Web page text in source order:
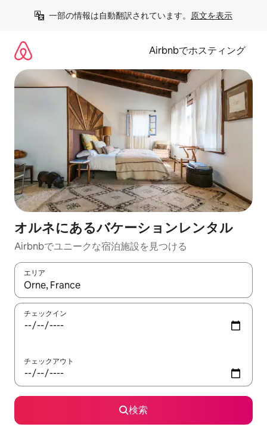
一部の情報は自動翻訳されています。 原文を表示
Airbnbでホスティング
オルネにあるバケーションレンタル
Airbnbでユニークな宿泊施設を見つける
エリア
検索結果が表示されたら、上下の矢印キーを使って移動するか
チェックイン
チェックアウト
検索